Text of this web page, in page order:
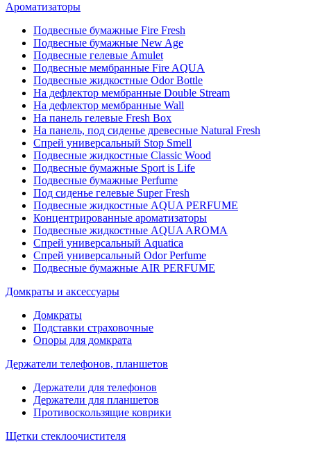
Ароматизаторы
Подвесные бумажные Fire Fresh
Подвесные бумажные New Age
Подвесные гелевые Amulet
Подвесные мембранные Fire AQUA
Подвесные жидкостные Odor Bottle
На дефлектор мембранные Double Stream
На дефлектор мембранные Wall
На панель гелевые Fresh Box
На панель, под сиденье древесные Natural Fresh
Спрей универсальный Stop Smell
Подвесные жидкостные Classic Wood
Подвесные бумажные Sport is Life
Подвесные бумажные Perfume
Под сиденье гелевые Super Fresh
Подвесные жидкостные AQUA PERFUME
Концентрированные ароматизаторы
Подвесные жидкостные AQUA AROMA
Спрей универсальный Aquatica
Спрей универсальный Odor Perfume
Подвесные бумажные AIR PERFUME
Домкраты и аксессуары
Домкраты
Подставки страховочные
Опоры для домкрата
Держатели телефонов, планшетов
Держатели для телефонов
Держатели для планшетов
Противоскользящие коврики
Щетки стеклоочистителя